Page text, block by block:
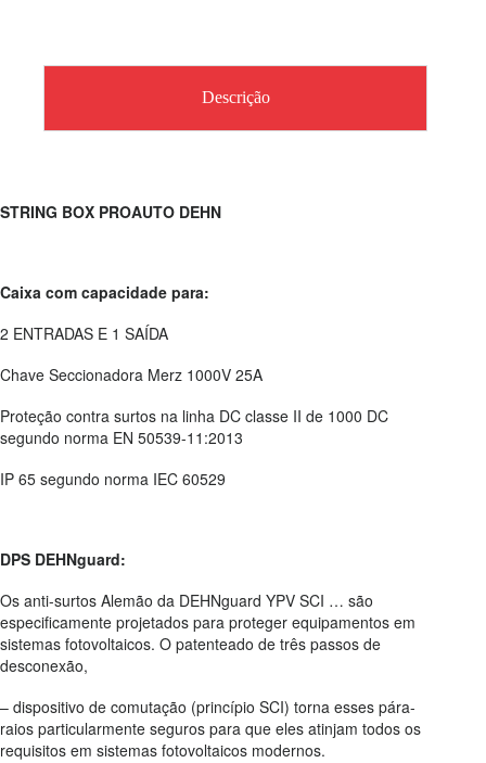
Descrição
STRING BOX PROAUTO DEHN
Caixa com capacidade para:
2 ENTRADAS E 1 SAÍDA
Chave Seccionadora Merz 1000V 25A
Proteção contra surtos na linha DC classe II de 1000 DC
segundo norma EN 50539-11:2013
IP 65 segundo norma IEC 60529
DPS DEHNguard:
Os anti-surtos Alemão da DEHNguard YPV SCI … são
especificamente projetados para proteger equipamentos em
sistemas fotovoltaicos. O patenteado de três passos de
desconexão,
– dispositivo de comutação (princípio SCI) torna esses pára-
raios particularmente seguros para que eles atinjam todos os
requisitos em sistemas fotovoltaicos modernos.